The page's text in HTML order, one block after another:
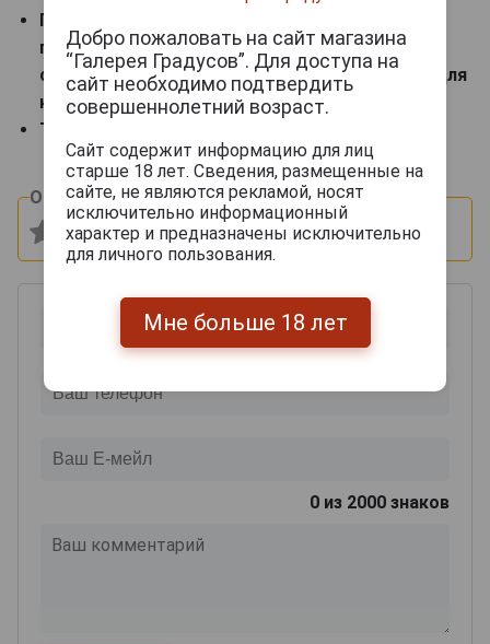
Гастрономические сочетания: аперитив, его
подают с ореховыми десертами и голубыми
сырами, а также используют как ингредиент для
коктейлей.
Температура подачи: 12-14 °С.
Оцените и напишите отзыв:
0 из 2000 знаков
Добро пожаловать на сайт магазина
“Галерея Градусов”. Для доступа на
сайт необходимо подтвердить
совершеннолетний возраст.
Сайт содержит информацию для лиц
старше 18 лет. Сведения, размещенные на
сайте, не являются рекламой, носят
исключительно информационный
характер и предназначены исключительно
для личного пользования.
Мне больше 18 лет